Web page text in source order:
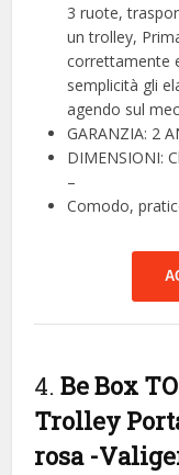
3 ruote,
un trolley,
correttamente
semplicità gli
agendo sul
GARANZIA: 2
DIMENSIONI:
–
Comodo,
4.Be Box
Trolley
rosa -